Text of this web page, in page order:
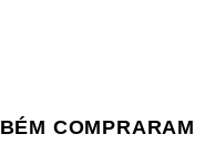
COMPRARAM